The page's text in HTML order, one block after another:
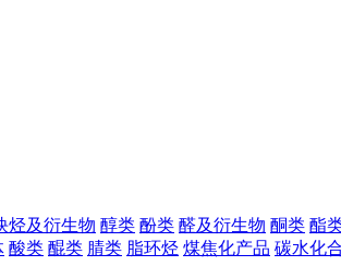
烃及衍生物 醇类 酚类 醛及衍生物 酮类 酯
酸类 醌类 腈类 脂环烃 煤焦化产品 碳水化